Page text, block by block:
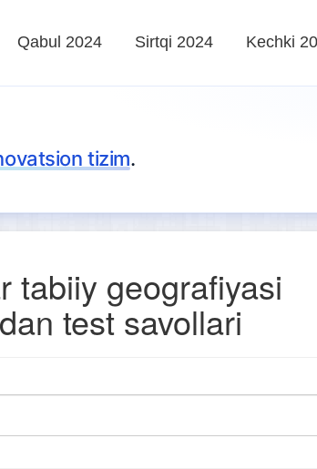
Qabul 2024 Sirtqi 2024 Kechki
tizim.
tabiiy geografiyasi
test savollari